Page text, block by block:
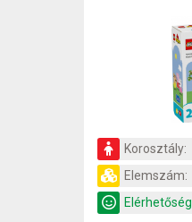
Korosztály:
Elemszám: